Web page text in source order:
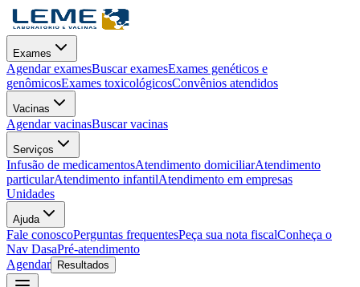
Exames
Agendar examesBuscar examesExames genéticos e
genômicosExames toxicológicosConvênios atendidos
Vacinas
Agendar vacinasBuscar vacinas
Serviços
Infusão de medicamentosAtendimento domiciliarAtendimento
particularAtendimento infantilAtendimento em empresas
Unidades
Ajuda
Fale conoscoPerguntas frequentesPeça sua nota fiscalConheça o
Nav DasaPré-atendimento
Agendar
Resultados